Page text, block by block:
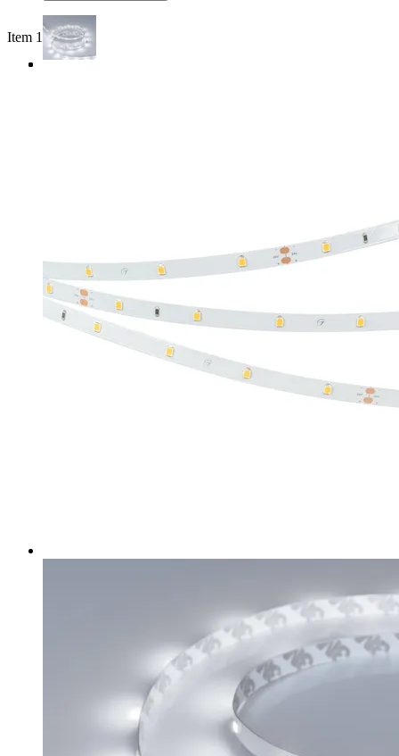
Item 1 of 3